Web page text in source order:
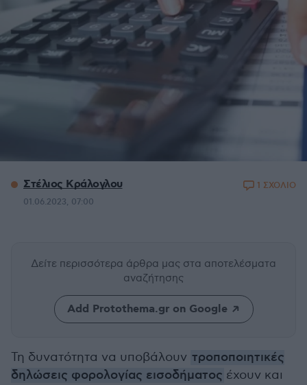
Στέλιος Κράλογλου
01.06.2023, 07:00
1 ΣΧΟΛΙΟ
Δείτε περισσότερα άρθρα μας στα αποτελέσματα
αναζήτησης
Add Protothema.gr on Google
Τη δυνατότητα να υποβάλουν τροποποιητικές
δηλώσεις φορολογίας εισοδήματος έχουν και